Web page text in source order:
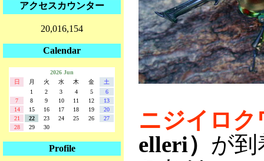
アクセスカウンター
20,016,154
Calendar
2026 Jun
日
月 火 水 木 金
土
1
2 3 4 5
6
7
8 9 10 11 12
13
14
15 16 17 18 19
20
21
22 23 24 25 26
27
28
29 30
Profile
ニジイロク
elleri） が